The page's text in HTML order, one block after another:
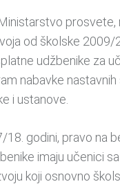
prosvete,
od školske 2009/
udžbenike za
nabavke
i ustanove.
18. godini, pravo na
imaju učenici
koji osnovno